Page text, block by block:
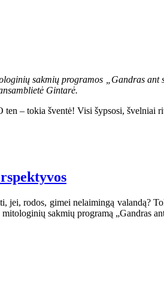
sakmių programos „Gandras
Gintarė.
– tokia šventė! Visi šypsosi, švelniai
rodos, gimei nelaimingą valandą?
sakmių programą „Gandras